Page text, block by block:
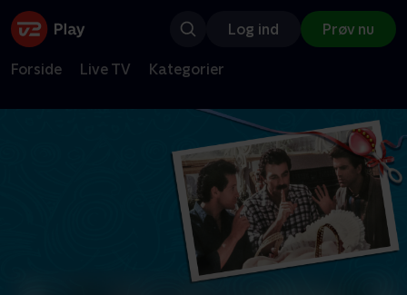
Log ind Prøv nu
Forside Live TV Kategorier